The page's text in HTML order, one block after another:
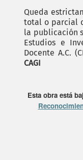
Queda
total o parcial
la publicación
Estudios e
Docente A.C.
CAGI
Esta obra está